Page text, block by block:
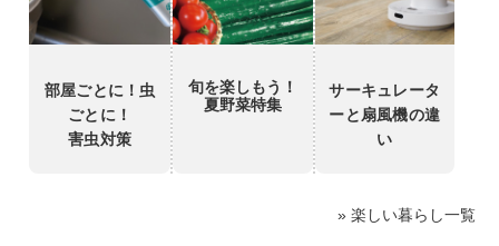
部屋ごとに！虫
ごとに！
害虫対策
旬を楽しもう！
夏野菜特集
サーキュレータ
ーと扇風機の違
い
» 楽しい暮らし一覧